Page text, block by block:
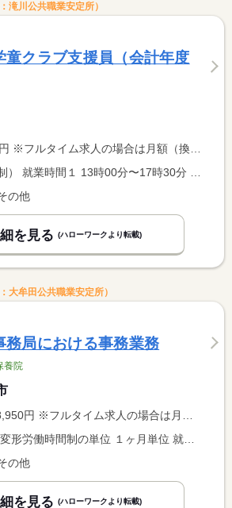
滝川公共職業安定所）
童クラブ支援員（会計年度
の場合は月額（換算額）、パート求人の場合は時間額を表示しています。
の他
を見る (ハローワークより転載)
大牟田公共職業安定所）
務局における事務業務
養院
人の場合は月額（換算額）、パート求人の場合は時間額を表示しています。
の他
を見る (ハローワークより転載)